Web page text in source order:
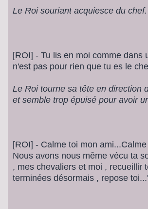
Le Roi souriant acquiesce du chef.
[ROI] - Tu lis en moi comme dans
n'est pas pour rien que tu es le
Le Roi tourne sa tête en direction
et semble trop épuisé pour avoir
[ROI] - Calme toi mon
Nous avons nous même vécu ta
, mes chevaliers et moi , recueillir
terminées désormais , repose toi...'